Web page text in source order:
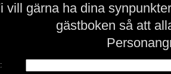
vill gärna ha dina
gästboken så att